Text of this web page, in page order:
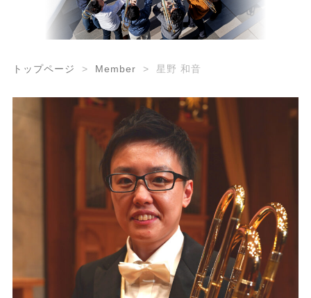
トップページ Member 星野 和音